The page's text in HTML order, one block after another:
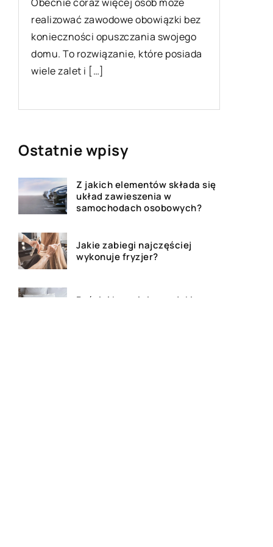
Ostatnie wpisy
Z jakich elementów składa się
układ zawieszenia w
samochodach osobowych?
Jakie zabiegi najczęściej
wykonuje fryzjer?
Pościel bawełniana – jakie ma